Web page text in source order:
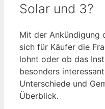
Solar und 3?
Mit der Ankündigung
sich für Käufer die
lohnt oder ob das
besonders
Unterschiede und
Überblick.